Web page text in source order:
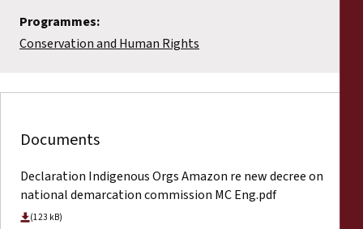
Programmes:
Conservation and Human Rights
Documents
Declaration Indigenous Orgs Amazon re new decree on
national demarcation commission MC Eng.pdf
(123 kB)